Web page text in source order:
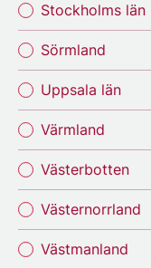
Stockholms län
Sörmland
Uppsala län
Värmland
Västerbotten
Västernorrland
Västmanland